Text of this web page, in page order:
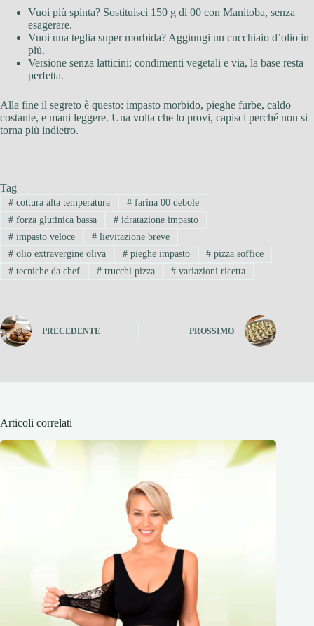
Vuoi più spinta? Sostituisci 150 g di 00 con Manitoba, senza
esagerare.
Vuoi una teglia super morbida? Aggiungi un cucchiaio d’olio in
più.
Versione senza latticini: condimenti vegetali e via, la base resta
perfetta.
Alla fine il segreto è questo: impasto morbido, pieghe furbe, caldo
costante, e mani leggere. Una volta che lo provi, capisci perché non si
torna più indietro.
Tag
#cottura alta temperatura #farina 00 debole
#forza glutinica bassa #idratazione impasto
#impasto veloce #lievitazione breve
#olio extravergine oliva #pieghe impasto # pizza soffice
#tecniche da chef #trucchi pizza # variazioni ricetta
PRECEDENTE PROSSIMO
Articoli correlati